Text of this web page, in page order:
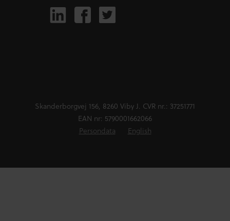
Skanderborgvej 156, 8260 Viby J. CVR nr.: 37251771
EAN nr: 5790001662066
Persondata
English